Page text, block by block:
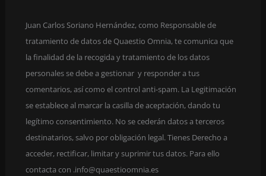
Juan Carlos Soriano Hernández, como Responsable de
tratamiento de datos de Quaestio Omnia, te comunica que
la finalidad de la recogida y tratamiento de los datos
personales se debe a gestionar y responder a tus
comentarios, así como el control anti-spam. La Legitimación
se establece al marcar la casilla de aceptación, dando tu
legítimo consentimiento. No se cederán datos a terceros
destinatarios, salvo por obligación legal. Tienes Derecho a
acceder, rectificar, limitar y suprimir tus datos. Para ello
contacta con se.ainmooitseauq@ofni.